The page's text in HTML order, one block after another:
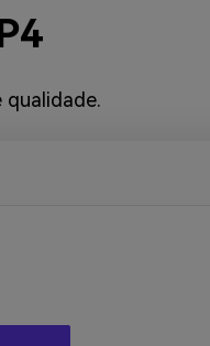
qualidade.